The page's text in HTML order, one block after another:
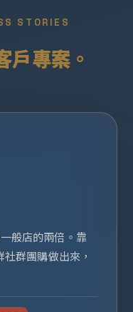
STORIES
戶專案。
般店的兩倍。靠
群團購做出來，